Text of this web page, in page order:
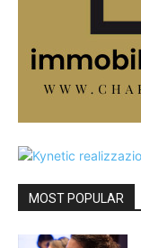
MOST POPULAR